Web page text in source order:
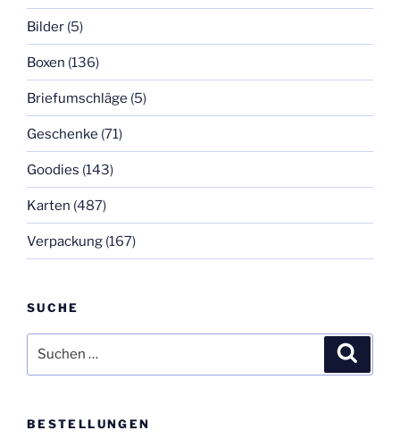
Bilder (5)
Boxen (136)
Briefumschläge (5)
Geschenke (71)
Goodies (143)
Karten (487)
Verpackung (167)
SUCHE
nach:
BESTELLUNGEN